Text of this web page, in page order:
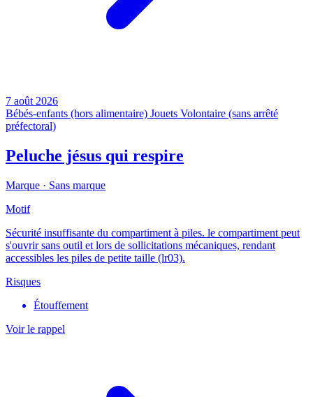
7 août 2026
Bébés-enfants (hors alimentaire) Jouets Volontaire (sans arrêté
préfectoral)
Peluche jésus qui respire
Marque · Sans marque
Motif
Sécurité insuffisante du compartiment à piles. le compartiment peut
s'ouvrir sans outil et lors de sollicitations mécaniques, rendant
accessibles les piles de petite taille (lr03).
Risques
Étouffement
Voir le rappel